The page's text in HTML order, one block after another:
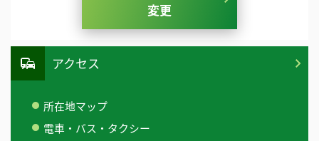
変更
アクセス
所在地マップ
電車・バス・タクシー